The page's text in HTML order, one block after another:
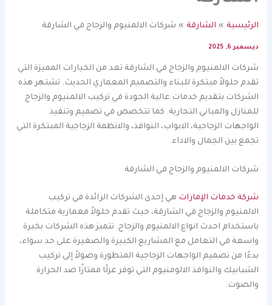
الرئيسية الشارقة شركات الالمنيوم والزجاج في الشارقة
ديسمبر 6, 2025
شركات الالمنيوم والزجاج في الشارقة تعد من الخيارات المميزة التي
تقدم حلولاً مبتكرة للبناء والتصميم المعماري الحديث. تشتهر هذه
الشركات بتقديم خدمات عالية الجودة في تركيب الالمنيوم والزجاج
للمنازل والمباني التجارية. كما تتخصص في تصميم وتنفيذ
الواجهات الزجاجية، الابواب، النوافذ، والانظمة الزجاجية المبتكرة التي
تجمع بين الجمال والاداء.
شركات الالمنيوم والزجاج في الشارقة
شركة خدمات الإمارات هي إحدى الشركات الرائدة في تركيب
الالمنيوم والزجاج في الشارقة، حيث تقدم حلولاً معمارية متكاملة
باستخدام احدث انواع الالمنيوم والزجاج. تتميز هذه الشركات بخبرة
واسعة في التعامل مع المشاريع الكبيرة والصغيرة على حد سواء،
بدءًا من تصميم الواجهات الزجاجية المتطورة وصولاً إلى تركيب
الشبابيك والنوافذ الالومنيوم التي توفر عزلًا ممتازًا ضد الحرارة
والصوت.